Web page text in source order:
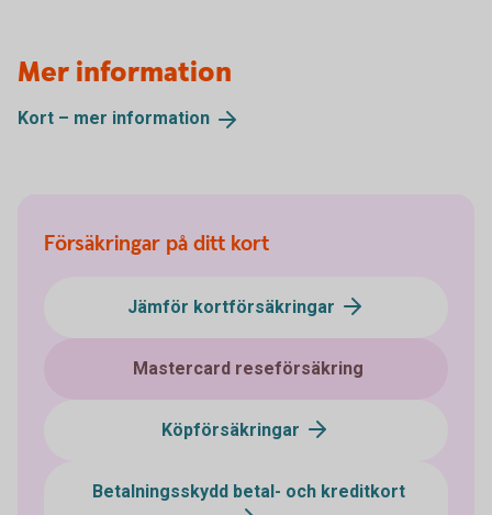
Mer information
Kort – mer information
Försäkringar på ditt kort
Jämför kortförsäkringar
Mastercard reseförsäkring
Köpförsäkringar
Betalningsskydd betal- och kreditkort